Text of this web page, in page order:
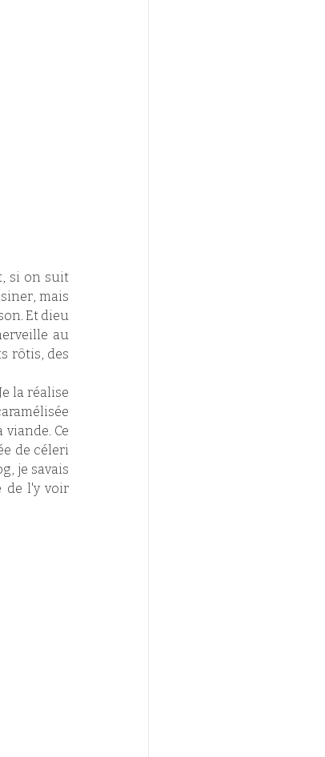
si on suit
mais
Et dieu
au
rôtis, des
la réalise
Ce
de céleri
je savais
de l'y voir